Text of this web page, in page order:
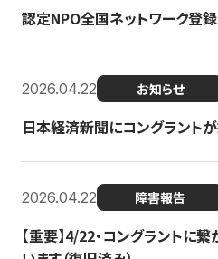
認定NPO全国ネットワーク登
2026.04.22 お知らせ
日本経済新聞にコングラント
2026.04.22 障害報告
【重要】4/22・コングラントに